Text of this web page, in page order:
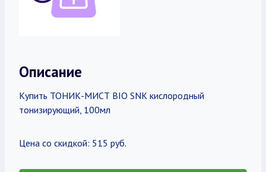
Описание
Купить ТОНИК-МИСТ BIO SNK кислородный
тонизирующий, 100мл
Цена со скидкой: 515 руб.